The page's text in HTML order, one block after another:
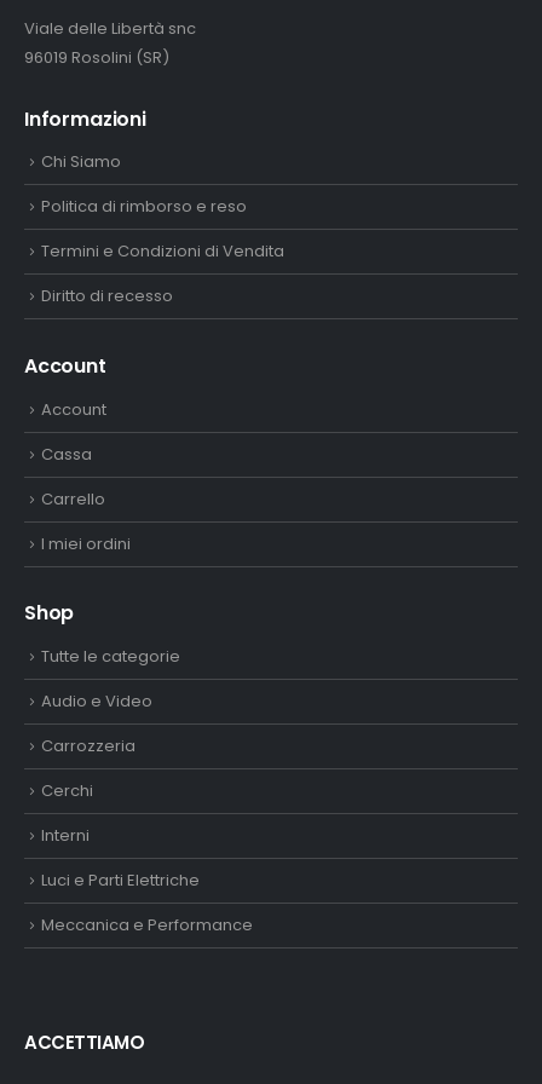
Viale delle Libertà snc
96019 Rosolini (SR)
Informazioni
Chi Siamo
Politica di rimborso e reso
Termini e Condizioni di Vendita
Diritto di recesso
Account
Account
Cassa
Carrello
I miei ordini
Shop
Tutte le categorie
Audio e Video
Carrozzeria
Cerchi
Interni
Luci e Parti Elettriche
Meccanica e Performance
ACCETTIAMO